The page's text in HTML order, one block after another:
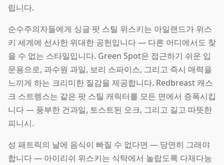
립니다.
순수주의자들에게 싱글 팟 스틸 위스키는 아일랜드가 위스
키 세계에 선사한 위대한 공헌입니다 — 다른 어디에서도 찾
을 수 없는 스타일입니다. Green Spot은 접근하기 쉬운 입
문용으로, 과수원 과일, 보리 스파이스, 그리고 즉시 매력을
느끼게 하는 크리미한 질감을 제공합니다. Redbreast 캐스
크 스트렝스는 같은 팟 스틸 캐릭터를 모든 면에서 증폭시킵
니다 — 풍부한 건과일, 토스트된 오크, 그리고 길고 따뜻한
피니시.
성 패트릭의 날에 음식이 빠질 수 없다면 — 당연히 그래야
합니다 — 아이리쉬 위스키는 식탁에서 놀랍도록 다재다능